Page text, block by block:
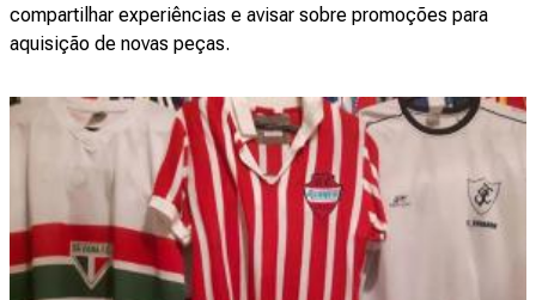
compartilhar experiências e avisar sobre promoções para
aquisição de novas peças.